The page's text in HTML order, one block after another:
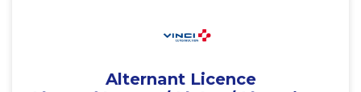
Alternant Licence